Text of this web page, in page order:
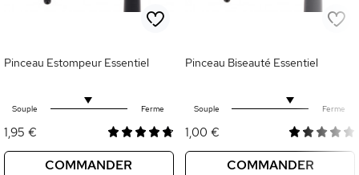
Pinceau Estompeur Essentiel
Souple Ferme
1,95 €
COMMANDER
Pinceau Biseauté Essentiel
Souple Ferme
1,00 €
COMMANDER